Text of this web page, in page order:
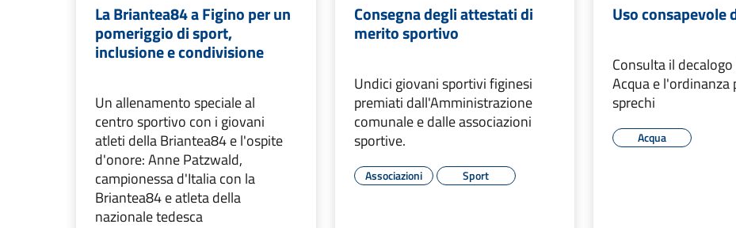
La Briantea84 a Figino per un
pomeriggio di sport,
inclusione e condivisione
Un allenamento speciale al
centro sportivo con i giovani
atleti della Briantea84 e l'ospite
d'onore: Anne Patzwald,
campionessa d'Italia con la
Briantea84 e atleta della
nazionale tedesca
Consegna degli attestati di
merito sportivo
Undici giovani sportivi figinesi
premiati dall'Amministrazione
comunale e dalle associazioni
sportive.
Associazioni Sport
Uso consapevole
Consulta il
Acqua e l'ordinanza
sprechi
Acqua